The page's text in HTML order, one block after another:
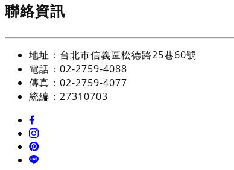
聯絡資訊
地址：台北市信義區松德路25巷60號
電話：02-2759-4088
傳真：02-2759-4077
統編：27310703